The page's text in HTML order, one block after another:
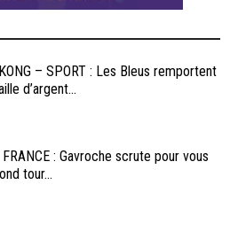
– SPORT : Les Bleus remportent
d’argent...
: Gavroche scrute pour vous
tour...